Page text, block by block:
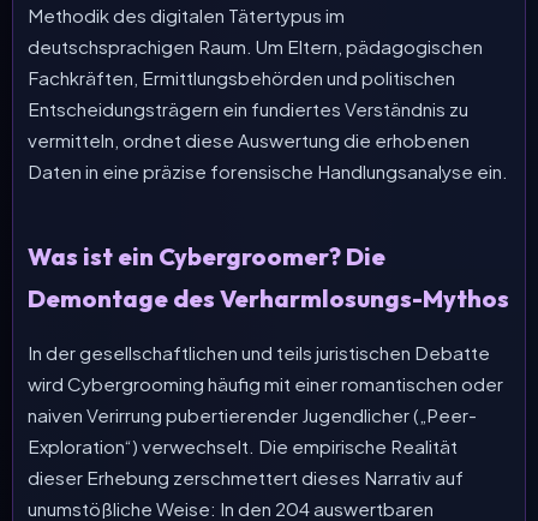
Methodik des digitalen Tätertypus im
deutschsprachigen Raum. Um Eltern, pädagogischen
Fachkräften, Ermittlungsbehörden und politischen
Entscheidungsträgern ein fundiertes Verständnis zu
vermitteln, ordnet diese Auswertung die erhobenen
Daten in eine präzise forensische Handlungsanalyse ein.
Was ist ein Cybergroomer? Die
Demontage des Verharmlosungs-Mythos
In der gesellschaftlichen und teils juristischen Debatte
wird Cybergrooming häufig mit einer romantischen oder
naiven Verirrung pubertierender Jugendlicher („Peer-
Exploration“) verwechselt. Die empirische Realität
dieser Erhebung zerschmettert dieses Narrativ auf
unumstößliche Weise: In den 204 auswertbaren